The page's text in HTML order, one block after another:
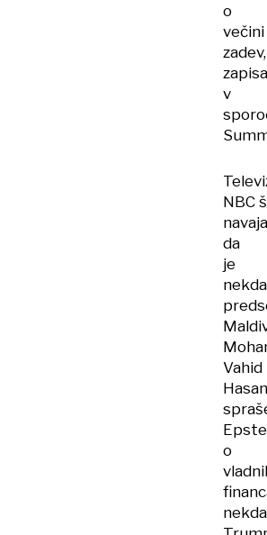
o
večini
v
NBC
da
je
Vahid
Hasan
o